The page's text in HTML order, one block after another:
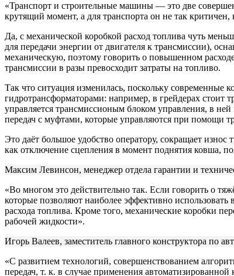
«Транспорт и строительные машины ― это две
крутящий момент, а для транспорта он не так критичен,
Да, с механической коробкой расход топлива чуть
для передачи энергии от двигателя к трансмиссии),
механическую, поэтому говорить о повышенном
трансмиссии в разы превосходит затраты на топливо.
Так что ситуация изменилась, поскольку
гидротрансформаторами: например, в грейдерах стоит
управляется трансмиссионым блоком управления, в
передач с муфтами, которые управляются при помощи
Это даёт большое удобство оператору, сокращает
как отключение сцепления в момент поднятия ковша,
Максим Левинсон, менеджер отдела гарантии и
«Во многом это действительно так. Если говорить о
которые позволяют наиболее эффективно
расхода топлива. Кроме того, механические коробки
рабочей жидкости».
Игорь Валеев, заместитель главного конструктора
«С развитием технологий, совершенствованием
передач, т. к. в случае применения